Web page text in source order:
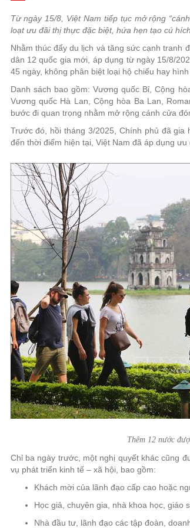
Từ ngày 15/8, Việt Nam tiếp tục mở rộng
loạt ưu đãi thị thực đặc biệt, hứa hẹn tạo cú
Nhằm thúc đẩy du lịch và tăng sức cạnh tranh
dân 12 quốc gia mới, áp dụng từ ngày 15/8/
45 ngày, không phân biệt loại hộ chiếu hay
Danh sách bao gồm: Vương quốc Bỉ, Cộng
Vương quốc Hà Lan, Cộng hòa Ba Lan,
bước đi quan trọng nhằm mở rộng cánh cửa
Trước đó, hồi tháng 3/2025, Chính phủ đã
đến thời điểm hiện tại, Việt Nam đã áp dụng
Thêm 12 nước
Chỉ ba ngày trước, một nghị quyết khác cũng
vụ phát triển kinh tế – xã hội, bao gồm:
Khách mời của lãnh đạo cấp cao hoặc
Học giả, chuyên gia, nhà khoa học, giáo
Nhà đầu tư, lãnh đạo các tập đoàn,